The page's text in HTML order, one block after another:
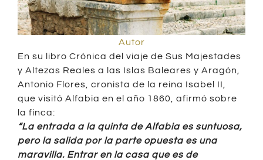
Autor
En su libro Crónica del viaje de Sus Majestades
y Altezas Reales a las Islas Baleares y Aragón,
Antonio Flores, cronista de la reina Isabel II,
que visitó Alfabia en el año 1860, afirmó sobre
la finca:
“La entrada a la quinta de Alfabia es suntuosa,
pero la salida por la parte opuesta es una
maravilla. Entrar en la casa que es de